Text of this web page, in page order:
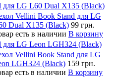
для LG L60 Dual X135 (Black)
Vellini Book Stand для LG
Dual X135 (Black) 99 грн.
есть в наличии В корзину
для LG Leon LGH324 (Black)
Vellini Book Stand для LG
LGH324 (Black) 159 грн.
есть в наличии В корзину